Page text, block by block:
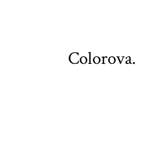
Colorova.